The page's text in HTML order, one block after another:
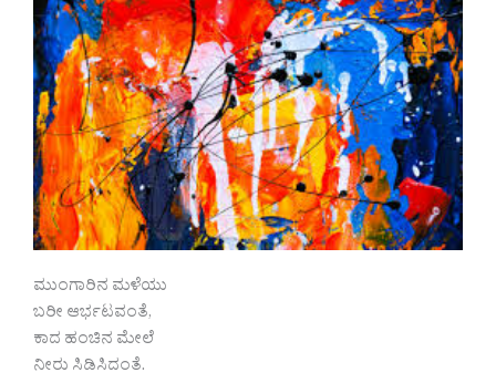
ಮುಂಗಾರಿನ ಮಳೆಯು
ಬರೀ ಆರ್ಭಟವಂತೆ,
ಕಾದ ಹಂಚಿನ ಮೇಲೆ
ನೀರು ಸಿಡಿಸಿದಂತೆ.